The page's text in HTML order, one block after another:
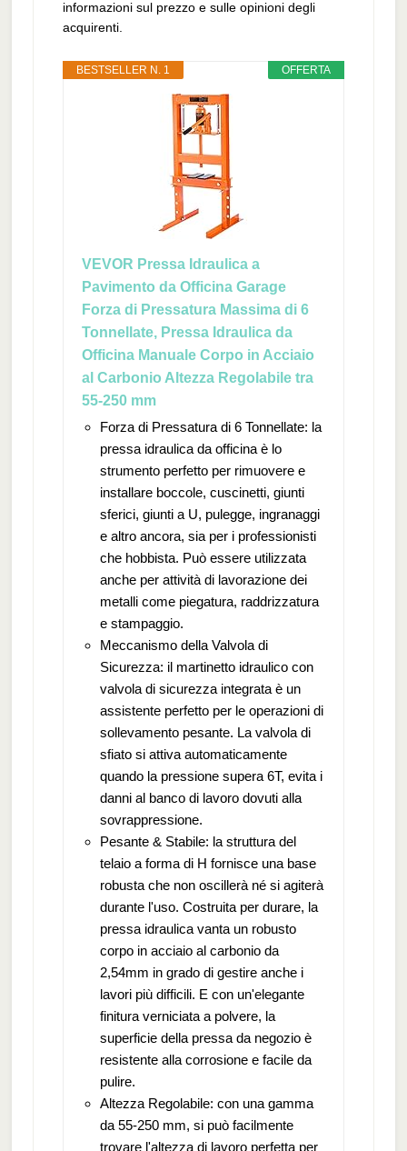
informazioni sul prezzo e sulle opinioni degli
acquirenti.
OFFERTA
BESTSELLER N. 1
VEVOR Pressa Idraulica a
Pavimento da Officina Garage
Forza di Pressatura Massima di 6
Tonnellate, Pressa Idraulica da
Officina Manuale Corpo in Acciaio
al Carbonio Altezza Regolabile tra
55-250 mm
Forza di Pressatura di 6 Tonnellate: la
pressa idraulica da officina è lo
strumento perfetto per rimuovere e
installare boccole, cuscinetti, giunti
sferici, giunti a U, pulegge, ingranaggi
e altro ancora, sia per i professionisti
che hobbista. Può essere utilizzata
anche per attività di lavorazione dei
metalli come piegatura, raddrizzatura
e stampaggio.
Meccanismo della Valvola di
Sicurezza: il martinetto idraulico con
valvola di sicurezza integrata è un
assistente perfetto per le operazioni di
sollevamento pesante. La valvola di
sfiato si attiva automaticamente
quando la pressione supera 6T, evita i
danni al banco di lavoro dovuti alla
sovrappressione.
Pesante & Stabile: la struttura del
telaio a forma di H fornisce una base
robusta che non oscillerà né si agiterà
durante l'uso. Costruita per durare, la
pressa idraulica vanta un robusto
corpo in acciaio al carbonio da
2,54mm in grado di gestire anche i
lavori più difficili. E con un'elegante
finitura verniciata a polvere, la
superficie della pressa da negozio è
resistente alla corrosione e facile da
pulire.
Altezza Regolabile: con una gamma
da 55-250 mm, si può facilmente
trovare l'altezza di lavoro perfetta per